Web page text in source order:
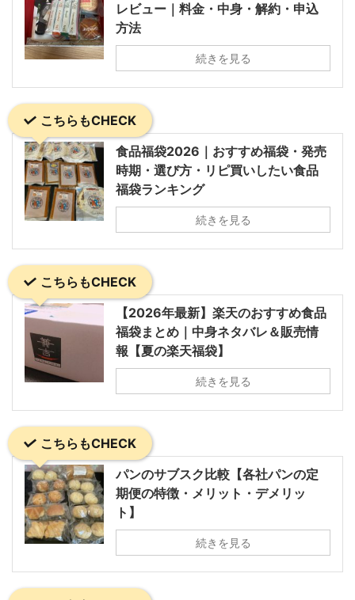
レビュー｜料金・中身・解約・申込
方法
続きを見る
こちらもCHECK
食品福袋2026｜おすすめ福袋・発売
時期・選び方・リピ買いしたい食品
福袋ランキング
続きを見る
こちらもCHECK
【2026年最新】楽天のおすすめ食品
福袋まとめ｜中身ネタバレ＆販売情
報【夏の楽天福袋】
続きを見る
こちらもCHECK
パンのサブスク比較【各社パンの定
期便の特徴・メリット・デメリッ
ト】
続きを見る